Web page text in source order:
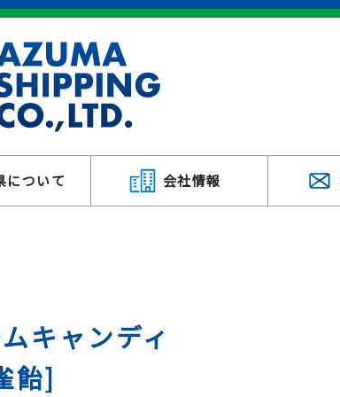
について 会社情報
キャンディ
飴]